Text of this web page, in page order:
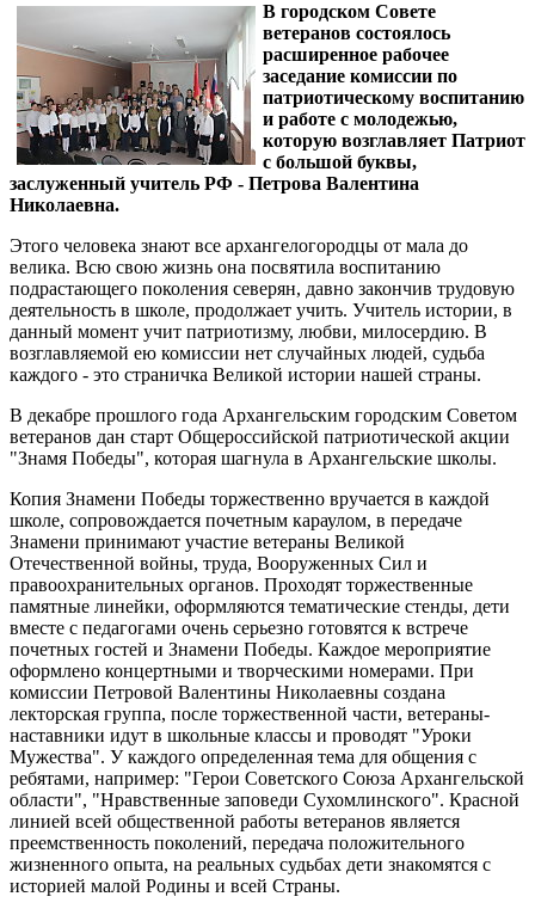
В городском Совете
ветеранов состоялось
расширенное рабочее
заседание комиссии по
патриотическому воспитанию
и работе с молодежью,
которую возглавляет Патриот
с большой буквы,
заслуженный учитель РФ - Петрова Валентина
Николаевна.
Этого человека знают все архангелогородцы от мала до
велика. Всю свою жизнь она посвятила воспитанию
подрастающего поколения северян, давно закончив трудовую
деятельность в школе, продолжает учить. Учитель истории, в
данный момент учит патриотизму, любви, милосердию. В
возглавляемой ею комиссии нет случайных людей, судьба
каждого - это страничка Великой истории нашей страны.
В декабре прошлого года Архангельским городским Советом
ветеранов дан старт Общероссийской патриотической акции
"Знамя Победы", которая шагнула в Архангельские школы.
Копия Знамени Победы торжественно вручается в каждой
школе, сопровождается почетным караулом, в передаче
Знамени принимают участие ветераны Великой
Отечественной войны, труда, Вооруженных Сил и
правоохранительных органов. Проходят торжественные
памятные линейки, оформляются тематические стенды, дети
вместе с педагогами очень серьезно готовятся к встрече
почетных гостей и Знамени Победы. Каждое мероприятие
оформлено концертными и творческими номерами. При
комиссии Петровой Валентины Николаевны создана
лекторская группа, после торжественной части, ветераны-
наставники идут в школьные классы и проводят "Уроки
Мужества". У каждого определенная тема для общения с
ребятами, например: "Герои Советского Союза Архангельской
области", "Нравственные заповеди Сухомлинского". Красной
линией всей общественной работы ветеранов является
преемственность поколений, передача положительного
жизненного опыта, на реальных судьбах дети знакомятся с
историей малой Родины и всей Страны.